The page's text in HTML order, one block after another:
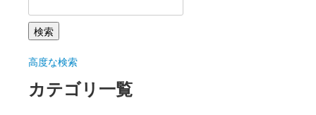
高度な検索
カテゴリ一覧